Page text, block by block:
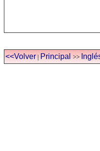
<<Volver|Principal >>